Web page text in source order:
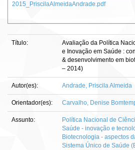
2015_PriscilaAlmeidaAndrade.pdf
Título:
Avaliação da Política
e Inovação em Saúde :
& desenvolvimento em
– 2014)
Autor(es): Andrade, Priscila Almeida
Orientador(es): Carvalho, Denise
Assunto:
Política Nacional de
Saúde - inovação e
Biotecnologia - aspectos
Sistema Único de Saúde